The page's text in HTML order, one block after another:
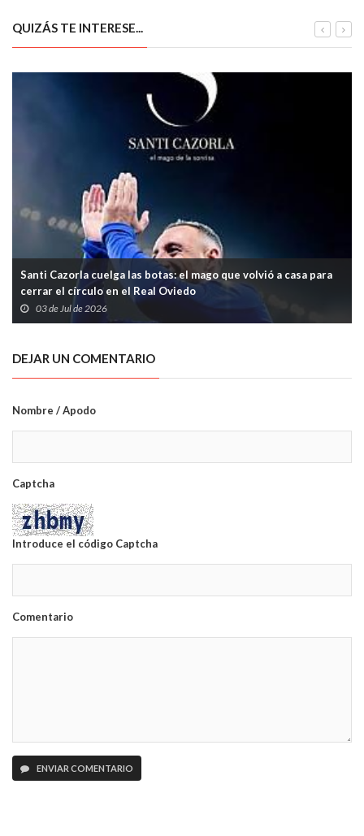
QUIZÁS TE INTERESE...
Santi Cazorla cuelga las botas: el mago que volvió a casa para
cerrar el círculo en el Real Oviedo
03 de Jul de 2026
DEJAR UN COMENTARIO
Nombre / Apodo
Captcha
Introduce el código Captcha
Comentario
ENVIAR COMENTARIO